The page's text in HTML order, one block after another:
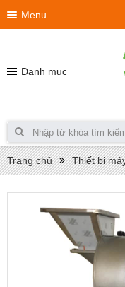
Menu
Danh mục
Trang chủ Thiết bị